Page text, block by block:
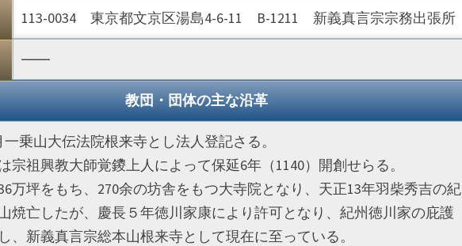
113-0034 東京都文京区湯島4-6-11 B-1211 新義真言宗宗務出張所
――
教団・団体の主な沿革
一乗山大伝法院根来寺とし法人登記さる。
宗祖興教大師覚鑁上人によって保延6年（1140）開創せらる。
万坪をもち、270余の坊舎をもつ大寺院となり、天正13年羽柴秀吉の紀
焼亡したが、慶長５年徳川家康により許可となり、紀州徳川家の庇護
、新義真言宗総本山根来寺として現在に至っている。